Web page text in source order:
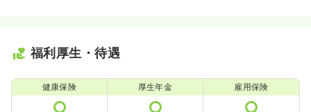
福利厚生・待遇
健康保険 厚生年金 雇用保険